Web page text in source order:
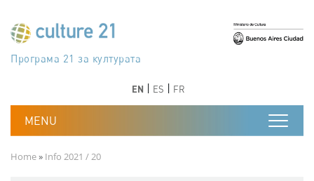
جدول أعمال القرن 21 للثقافة
Програма 21 за културата
Agenda 21 de la cultura
Agjenda 21 për kulturë
Agenda 21 van cultuur
Agenda 21 for culture
Kulturaren Agenda 21
Agenda 21 de la culture
Axenda 21 da cultura
Agenda 21 für Kultur
Agenda 21 della cultura
文化のためのアジェンダ21
دستورکار 21 برای فرهنگ
Agenda 21 dla kultury
Agenda 21 da cultura
Повестка дня 21 для культуры
Agenda 21 za kulturu
Agenda 21 de la cultura
Agenda 21 för kulturen
Kültür için Gündem 21
Порядок денний 21 для культури
EN ES FR
Breadcrumb
Home Info 2021 / 20